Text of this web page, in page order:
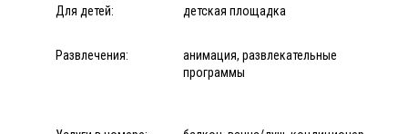
Для детей: детская площадка
Развлечения:
анимация, развлекательные
программы